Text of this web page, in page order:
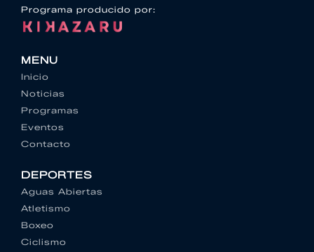
Programa producido por:
MENU
Inicio
Noticias
Programas
Eventos
Contacto
DEPORTES
Aguas Abiertas
Atletismo
Boxeo
Ciclismo